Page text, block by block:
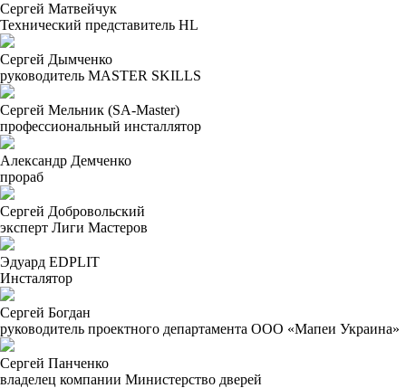
Сергей Матвейчук
Технический представитель HL
Сергей Дымченко
руководитель MASTER SKILLS
Сергей Мельник (SA-Master)
профессиональный инсталлятор
Александр Демченко
прораб
Сергей Добровольский
эксперт Лиги Мастеров
Эдуард EDPLIT
Инсталятор
Сергей Богдан
руководитель проектного департамента ООО «Мапеи Украина»
Сергей Панченко
владелец компании Министерство дверей